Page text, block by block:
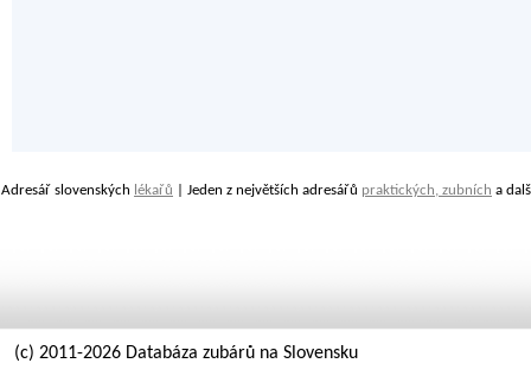
Adresář slovenských lékařů | Jeden z největších adresářů praktických, zubních a
(c) 2011-2026 Databáza zubárů na Slovensku